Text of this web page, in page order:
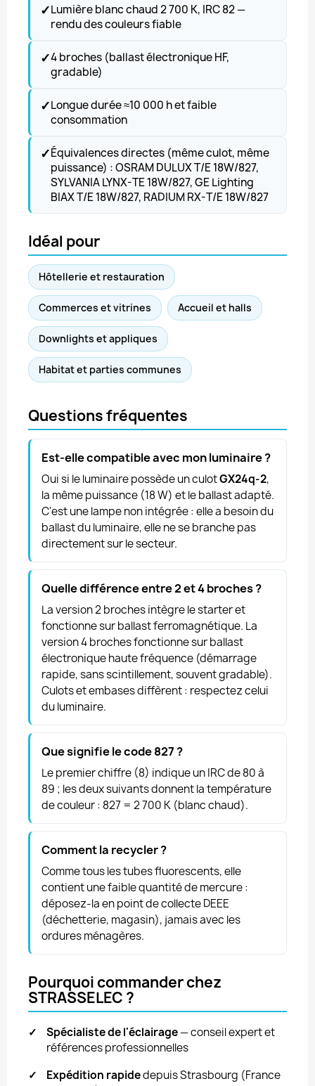
✓Lumière blanc chaud 2 700 K, IRC 82 —
rendu des couleurs fiable
✓4 broches (ballast électronique HF,
gradable)
✓Longue durée ≈10 000 h et faible
consommation
✓Équivalences directes (même culot, même
puissance) : OSRAM DULUX T/E 18W/827,
SYLVANIA LYNX-TE 18W/827, GE Lighting
BIAX T/E 18W/827, RADIUM RX-T/E 18W/827
Idéal pour
Hôtellerie et restauration
Commerces et vitrines Accueil et halls
Downlights et appliques
Habitat et parties communes
Questions fréquentes
Est-elle compatible avec mon luminaire ?
Oui si le luminaire possède un culotGX24q-2,
la même puissance (18 W) et le ballast adapté.
C'est une lampe non intégrée : elle a besoin du
ballast du luminaire, elle ne se branche pas
directement sur le secteur.
Quelle différence entre 2 et 4 broches ?
La version 2 broches intègre le starter et
fonctionne sur ballast ferromagnétique. La
version 4 broches fonctionne sur ballast
électronique haute fréquence (démarrage
rapide, sans scintillement, souvent gradable).
Culots et embases diffèrent : respectez celui
du luminaire.
Que signifie le code 827 ?
Le premier chiffre (8) indique un IRC de 80 à
89 ; les deux suivants donnent la température
de couleur : 827 = 2 700 K (blanc chaud).
Comment la recycler ?
Comme tous les tubes fluorescents, elle
contient une faible quantité de mercure :
déposez-la en point de collecte DEEE
(déchetterie, magasin), jamais avec les
ordures ménagères.
Pourquoi commander chez
STRASSELEC ?
✓ Spécialiste de l'éclairage— conseil expert et
références professionnelles
✓
Expédition rapidedepuis Strasbourg (France